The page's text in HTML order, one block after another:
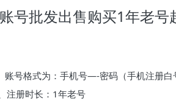
号批发出售购买1年老号
账号格式为：手机号—-密码（手机注册
注册时长：1年老号